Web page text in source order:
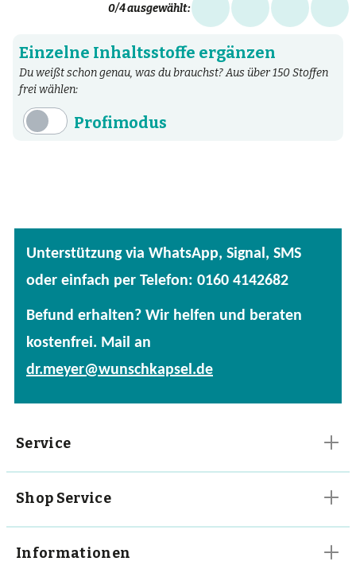
0/4 ausgewählt:
Einzelne Inhaltsstoffe ergänzen
Du weißt schon genau, was du brauchst? Aus über 150 Stoffen
frei wählen:
Profimodus
Fertige Mischungen
Kräuter
Vitalpilze
Vitamine
Unterstützung via WhatsApp, Signal, SMS
oder einfach per Telefon: 0160 4142682
Befund erhalten? Wir helfen und beraten
kostenfrei. Mail an
dr.meyer@wunschkapsel.de
Service
Shop Service
Informationen